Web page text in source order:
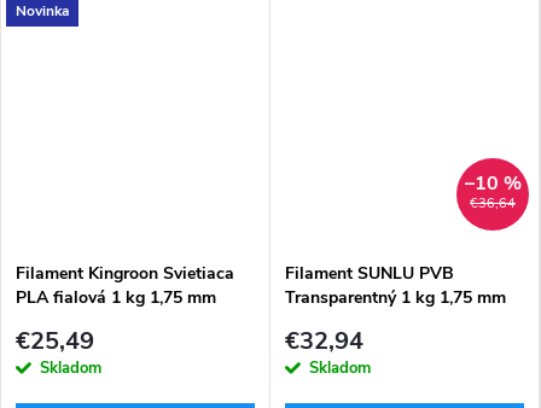
Novinka
Filament Kingroon Svietiaca
PLA fialová 1 kg 1,75 mm
€25,49
Skladom
€36,64
–10 %
Filament SUNLU PVB
Transparentný 1 kg 1,75 mm
€32,94
Skladom